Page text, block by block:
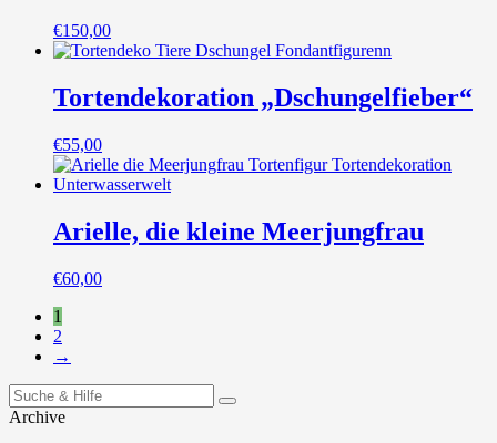
€150,00
Tortendekoration „Dschungelfieber“
€55,00
Arielle, die kleine Meerjungfrau
€60,00
1
2
→
Suchen
nach:
Archive